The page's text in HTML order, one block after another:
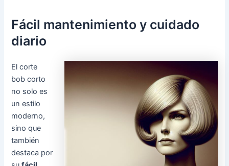
Fácil mantenimiento y cuidado
diario
El corte
bob corto
no solo es
un estilo
moderno,
sino que
también
destaca por